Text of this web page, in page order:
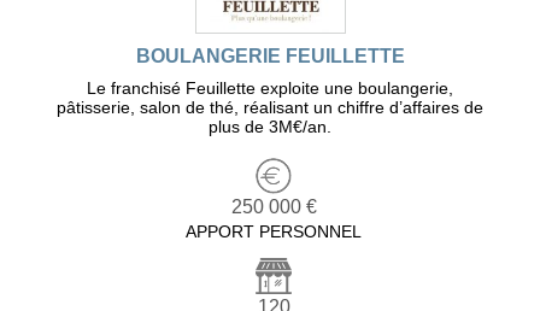
BOULANGERIE FEUILLETTE
Le franchisé Feuillette exploite une boulangerie,
pâtisserie, salon de thé, réalisant un chiffre d’affaires de
plus de 3M€/an.
250 000 €
APPORT PERSONNEL